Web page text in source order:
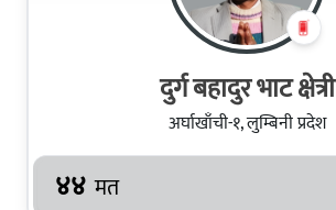
दुर्ग बहादुर भाट क्षेत्री
अर्घाखाँची-१, लुम्बिनी प्रदेश
४४ मत